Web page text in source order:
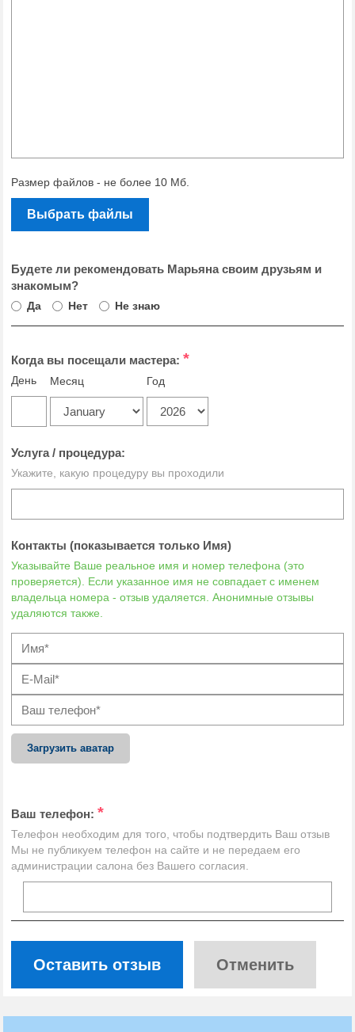
Размер файлов - не более 10 Мб.
Выбрать файлы
Будете ли рекомендовать Марьяна своим друзьям и
знакомым?
Да Нет Не знаю
Когда вы посещали мастера: *
День Месяц Год
Услуга / процедура:
Укажите, какую процедуру вы проходили
Контакты (показывается только Имя)
Указывайте Ваше реальное имя и номер телефона (это
проверяется). Если указанное имя не совпадает с именем
владельца номера - отзыв удаляется. Анонимные отзывы
удаляются также.
Загрузить аватар
Ваш телефон: *
Телефон необходим для того, чтобы подтвердить Ваш отзыв
Мы не публикуем телефон на сайте и не передаем его
администрации салона без Вашего согласия.
Оставить отзыв Отменить